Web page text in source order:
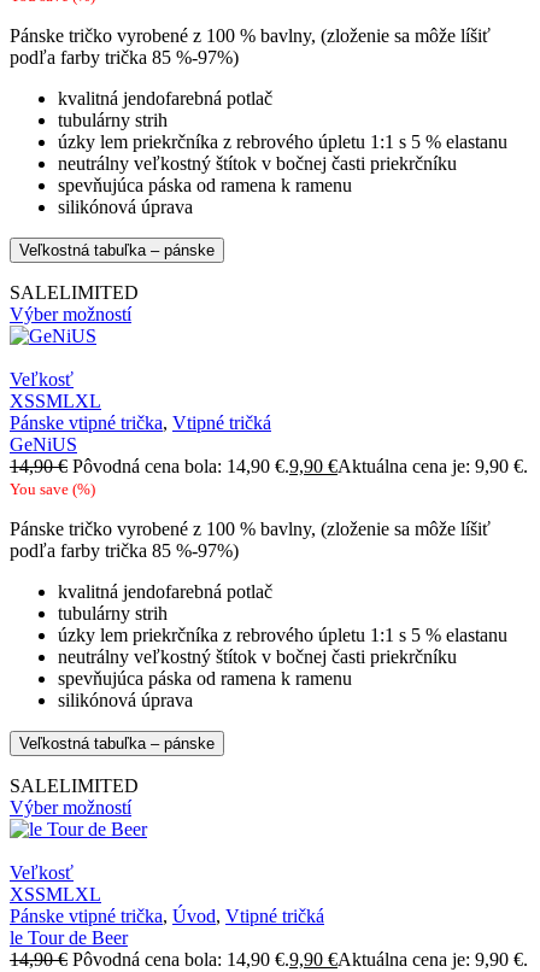
Pánske tričko vyrobené z 100 % bavlny, (zloženie sa môže líšiť
podľa farby trička 85 %-97%)
kvalitná jendofarebná potlač
tubulárny strih
úzky lem priekrčníka z rebrového úpletu 1:1 s 5 % elastanu
neutrálny veľkostný štítok v bočnej časti priekrčníku
spevňujúca páska od ramena k ramenu
silikónová úprava
Veľkostná tabuľka – pánske
SALELIMITED
Výber možností
Veľkosť
XSSMLXL
Pánske vtipné trička, Vtipné tričká
GeNiUS
14,90€ Pôvodná cena bola: 14,90 €.9,90 €Aktuálna cena je: 9,90 €.
You save (%)
Pánske tričko vyrobené z 100 % bavlny, (zloženie sa môže líšiť
podľa farby trička 85 %-97%)
kvalitná jendofarebná potlač
tubulárny strih
úzky lem priekrčníka z rebrového úpletu 1:1 s 5 % elastanu
neutrálny veľkostný štítok v bočnej časti priekrčníku
spevňujúca páska od ramena k ramenu
silikónová úprava
Veľkostná tabuľka – pánske
SALELIMITED
Výber možností
Veľkosť
XSSMLXL
Pánske vtipné trička, Úvod, Vtipné tričká
le Tour de Beer
14,90€ Pôvodná cena bola: 14,90 €.9,90 €Aktuálna cena je: 9,90 €.